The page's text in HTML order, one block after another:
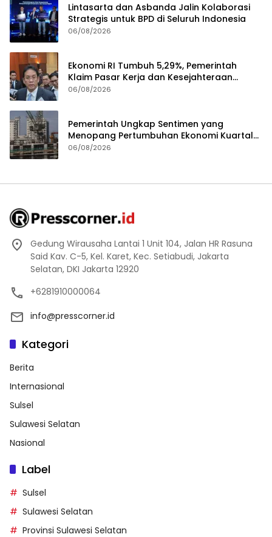
Lintasarta dan Asbanda Jalin Kolaborasi
Strategis untuk BPD di Seluruh Indonesia
06/08/2026
Ekonomi RI Tumbuh 5,29%, Pemerintah
Klaim Pasar Kerja dan Kesejahteraan
Membaik
06/08/2026
Pemerintah Ungkap Sentimen yang
Menopang Pertumbuhan Ekonomi Kuartal
II-2026
06/08/2026
Gedung Wirausaha Lantai 1 Unit 104, Jalan HR Rasuna
Said Kav. C-5, Kel. Karet, Kec. Setiabudi, Jakarta
Selatan, DKI Jakarta 12920
+6281910000064
info@presscorner.id
Kategori
Berita
Internasional
Sulsel
Sulawesi Selatan
Nasional
Label
Sulsel
Sulawesi Selatan
Provinsi Sulawesi Selatan